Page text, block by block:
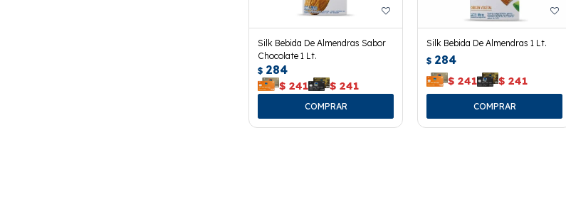
Silk Bebida De Almendras Sabor
Chocolate 1 Lt.
$ 284
$ 241 $ 241
Silk Bebida De Almendras 1 Lt.
$ 284
$ 241 $ 241